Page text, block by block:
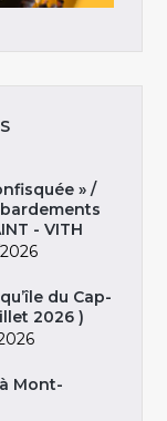
» /
- VITH
du Cap-
2026 )
Mont-